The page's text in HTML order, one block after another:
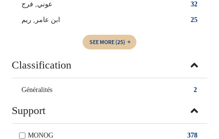
32 عوني, فرج
25 ابن عامر, ريم
SEE MORE (25)
Classification
2
Généralités
Support
378
MONOG